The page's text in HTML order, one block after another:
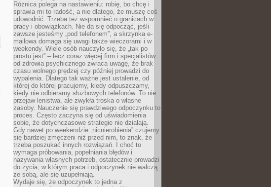
Różnica polega na nastawieniu: robię, bo chcę i
sprawia mi to radość, a nie dlatego, że muszę coś
udowodnić. Trzeba też wspomnieć o granicach w
pracy i obowiązkach. Nie da się odpocząć, jeśli
zawsze jesteśmy „pod telefonem”, a skrzynka e-
mailowa domaga się uwagi także wieczorami i w
weekendy. Wiele osób nauczyło się, że „tak po
prostu jest” – lecz coraz więcej firm i specjalistów
od zdrowia psychicznego zwraca uwagę, że brak
czasu wolnego prędzej czy później prowadzi do
wypalenia. Dlatego tak ważne jest ustalenie, od
której do której pracujemy, kiedy odpuszczamy,
kiedy nie odbieramy służbowych telefonów. To nie
przejaw lenistwa, ale zwykła troska o własne
zasoby. Nauczenie się prawdziwego odpoczynku to
proces. Często zaczyna się od uświadomienia
sobie, że dotychczasowe strategie nie działają.
Gdy nawet po weekendzie „nicnierobienia” czujemy
się bardziej zmęczeni niż przed nim, to znak, że
trzeba poszukać innych rozwiązań. I choć to
wymaga próbowania, popełniania błędów i
nazywania własnych potrzeb, ostatecznie prowadzi
do życia, w którym praca i odpoczynek nie walczą
ze sobą, ale się uzupełniają.
Wydaje się, że odpoczynek to jedna z